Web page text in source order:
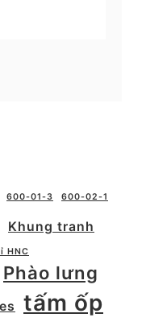
600-01-3 600-02-1
Khung tranh
HNC
Phào lưng
tấm ốp